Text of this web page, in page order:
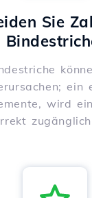
Sie
ein
wird